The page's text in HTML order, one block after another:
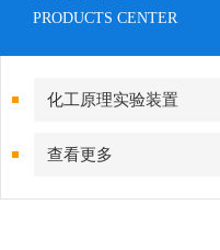
PRODUCTS CENTER
化工原理实验装置
查看更多